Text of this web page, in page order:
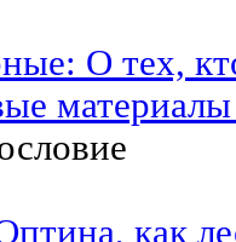
О тех,
материалы
как